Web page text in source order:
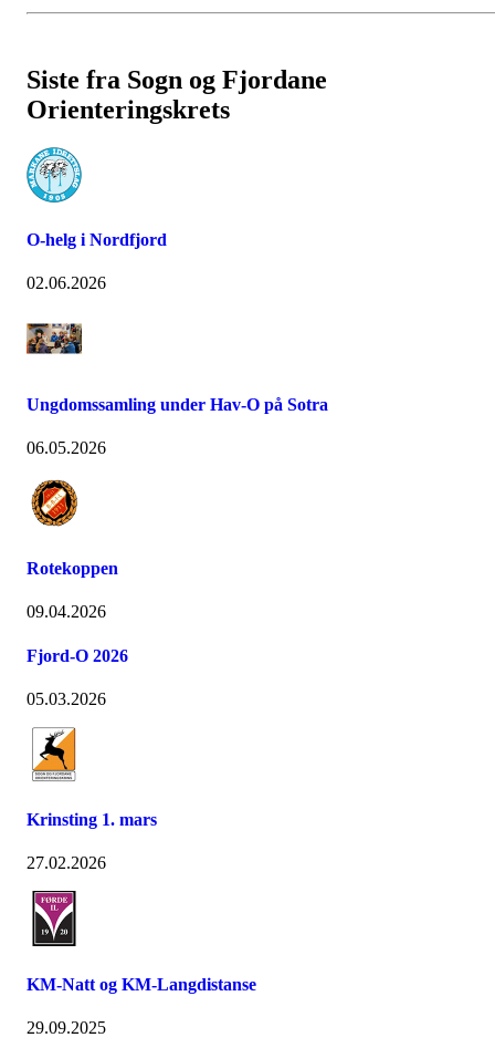
Siste fra Sogn og Fjordane
Orienteringskrets
O-helg i Nordfjord
02.06.2026
Ungdomssamling under Hav-O på Sotra
06.05.2026
Rotekoppen
09.04.2026
Fjord-O 2026
05.03.2026
Krinsting 1. mars
27.02.2026
KM-Natt og KM-Langdistanse
29.09.2025